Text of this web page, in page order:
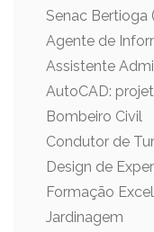
Senac Bertioga
Agente de
Assistente
AutoCAD:
Bombeiro Civil
Condutor de
Design de
Formação
Jardinagem